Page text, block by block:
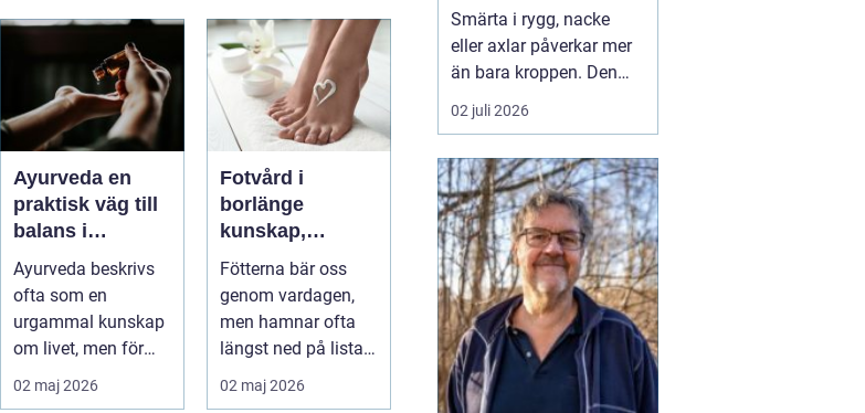
annan vård. Foku...
Ayurveda en
praktisk väg till
balans i
vardagen
Ayurveda beskrivs
ofta som en
urgammal kunskap
om livet, men för
många handlar
frågan om något
02 maj 2026
Fotvård i
borlänge
kunskap,
omtanke och
friska fötter året
runt
Fötterna bär oss
genom vardagen,
men hamnar ofta
längst ned på listan
över egenvård.
Många vänjer si...
02 maj 2026
Smärta i rygg, nacke
eller axlar påverkar mer
än bara kroppen. Den
kan störa sömnen, göra
det svårt att koncentrera
energin från allt som
annars brukar kännas
roligt. Många vänjer sig
successivt vid värken
och tänker att den går ...
02 juli 2026